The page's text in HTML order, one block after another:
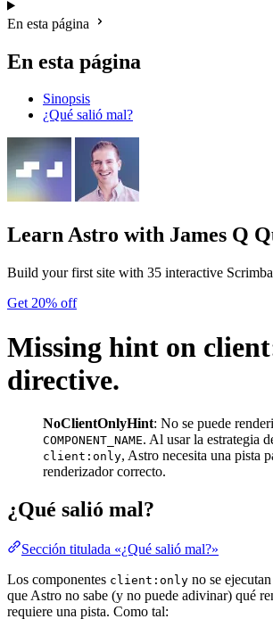
En esta página
En esta página
Sinopsis
¿Qué salió mal?
Learn Astro with James Q
Build your first site with 35 interactive Scrimba
Get 20% off
Missing hint on
directive.
NoClientOnlyHint: No se puede
COMPONENT_NAME. Al usar la estrategia
client:only, Astro necesita una pista
renderizador correcto.
¿Qué salió mal?
Sección titulada «¿Qué salió mal?»
Los componentes client:only no se
que Astro no sabe (y no puede adivinar) qué
requiere una pista. Como tal: